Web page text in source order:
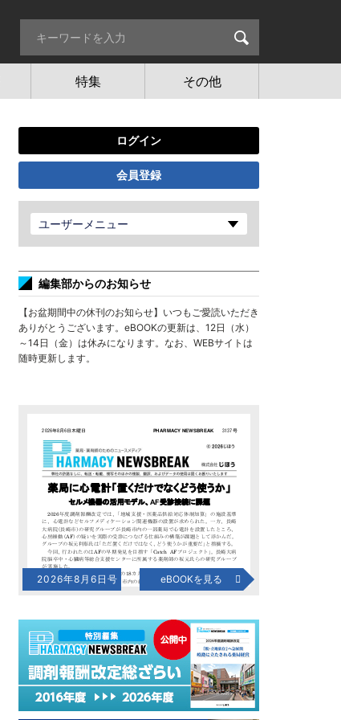
特集 その他
ログイン
会員登録
ユーザーメニュー
編集部からのお知らせ
【お盆期間中の休刊のお知らせ】いつもご愛読いただき
ありがとうございます。eBOOKの更新は、12日（水）
～14日（金）は休みになります。なお、WEBサイトは
随時更新します。
2026年8月6日号 eBOOKを見る